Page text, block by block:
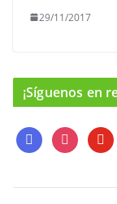
29/11/2017
¡Síguenos en
f
a
e
i
n
t
y
o
t